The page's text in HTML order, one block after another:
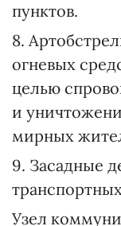
пунктов.
8.
огневых
целью
и
мирных
9. Засадные
Узел